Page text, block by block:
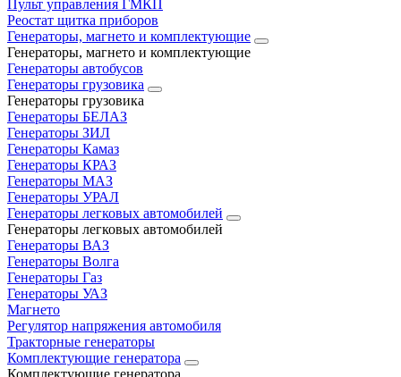
Пульт управления ГМКП
Реостат щитка приборов
Генераторы, магнето и комплектующие
Генераторы, магнето и комплектующие
Генераторы автобусов
Генераторы грузовика
Генераторы грузовика
Генераторы БЕЛАЗ
Генераторы ЗИЛ
Генераторы Камаз
Генераторы КРАЗ
Генераторы МАЗ
Генераторы УРАЛ
Генераторы легковых автомобилей
Генераторы легковых автомобилей
Генераторы ВАЗ
Генераторы Волга
Генераторы Газ
Генераторы УАЗ
Магнето
Регулятор напряжения автомобиля
Тракторные генераторы
Комплектующие генератора